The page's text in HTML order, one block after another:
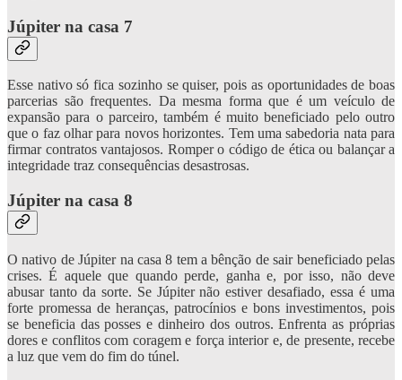
Júpiter na casa 7
Esse nativo só fica sozinho se quiser, pois as oportunidades de boas
parcerias são frequentes. Da mesma forma que é um veículo de
expansão para o parceiro, também é muito beneficiado pelo outro
que o faz olhar para novos horizontes. Tem uma sabedoria nata para
firmar contratos vantajosos. Romper o código de ética ou balançar a
integridade traz consequências desastrosas.
Júpiter na casa 8
O nativo de Júpiter na casa 8 tem a bênção de sair beneficiado pelas
crises. É aquele que quando perde, ganha e, por isso, não deve
abusar tanto da sorte. Se Júpiter não estiver desafiado, essa é uma
forte promessa de heranças, patrocínios e bons investimentos, pois
se beneficia das posses e dinheiro dos outros. Enfrenta as próprias
dores e conflitos com coragem e força interior e, de presente, recebe
a luz que vem do fim do túnel.